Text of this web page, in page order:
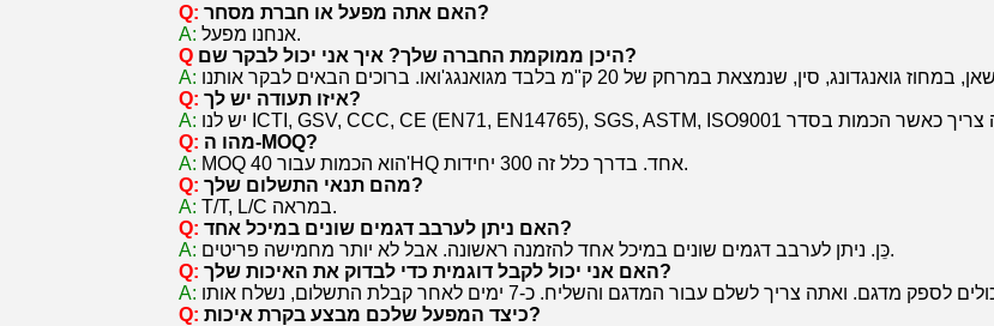
Q:
האם אתה מפעל או חברת מסחר?
A:
אנחנו מפעל.
Q
היכן ממוקמת החברה שלך? איך אני יכול לבקר שם?
A:
Q:
איזו תעודה יש לך?
A:
Q:
מהו ה-MOQ?
A:
MOQ הוא הכמות עבור 40'HQ אחד. בדרך כלל זה 300 יחידות.
Q:
מהם תנאי התשלום שלך?
A:
T/T, L/C במראה.
Q:
האם ניתן לערבב דגמים שונים במיכל אחד?
A:
כֵּן. ניתן לערבב דגמים שונים במיכל אחד להזמנה ראשונה. אבל לא יותר מחמישה פריטים.
Q:
האם אני יכול לקבל דוגמית כדי לבדוק את האיכות שלך?
A:
Q:
כיצד המפעל שלכם מבצע בקרת איכות?